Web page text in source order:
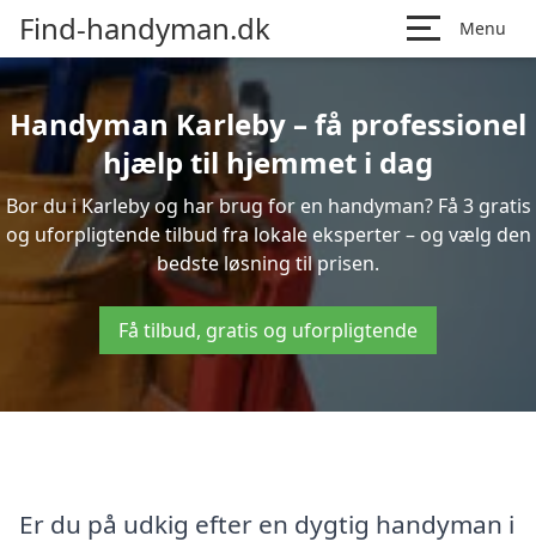
Find-handyman.dk Menu
Handyman Karleby – få professionel
hjælp til hjemmet i dag
Bor du i Karleby og har brug for en handyman? Få 3 gratis
og uforpligtende tilbud fra lokale eksperter – og vælg den
bedste løsning til prisen.
Få tilbud, gratis og uforpligtende
Er du på udkig efter en dygtig handyman i